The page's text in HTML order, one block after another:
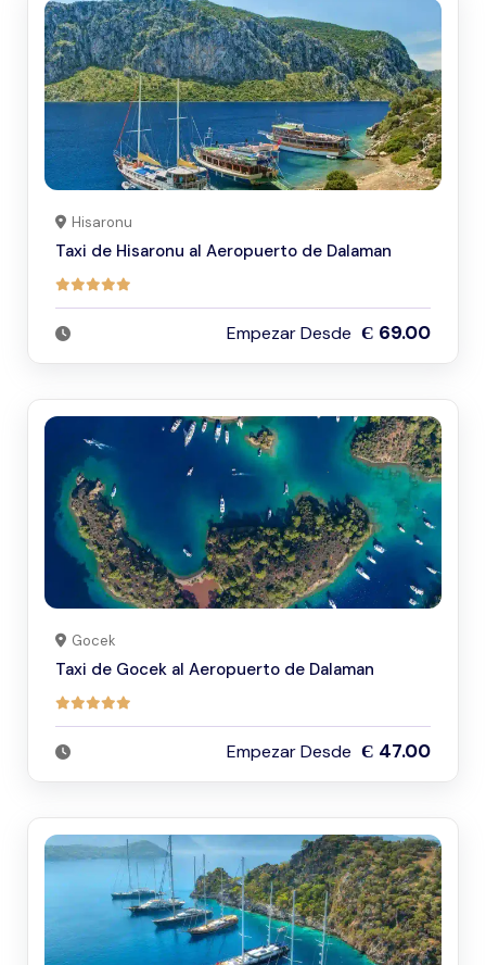
Hisaronu
Taxi de Hisaronu al Aeropuerto de Dalaman
Empezar Desde Є 69.00
Gocek
Taxi de Gocek al Aeropuerto de Dalaman
Empezar Desde Є 47.00